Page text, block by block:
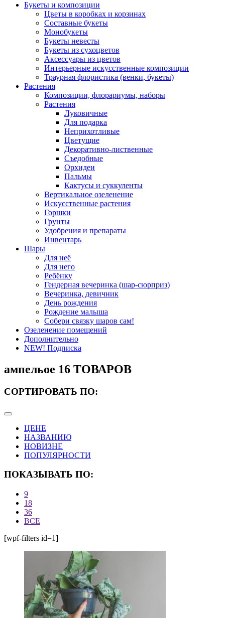
Букеты и композиции
Цветы в коробках и корзинах
Составные букеты
Монобукеты
Букеты невесты
Букеты из сухоцветов
Аксессуары из цветов
Интерьерные искусственные композиции
Траурная флористика (венки, букеты)
Растения
Композиции, флорариумы, наборы
Растения
Луковичные
Для подарка
Неприхотливые
Цветущие
Декоративно-лиственные
Съедобные
Орхидеи
Пальмы
Кактусы и суккуленты
Вертикальное озеленение
Искусственные растения
Горшки
Грунты
Удобрения и препараты
Инвентарь
Шары
Для неё
Для него
Ребёнку
Гендерная вечеринка (шар-сюрприз)
Вечеринка, девичник
День рождения
Рождение малыша
Собери связку шаров сам!
Озеленение помещений
Дополнительно
NEW! Подписка
ампельое 16 ТОВАРОВ
СОРТИРОВАТЬ ПО:
ЦЕНЕ
НАЗВАНИЮ
НОВИЗНЕ
ПОПУЛЯРНОСТИ
ПОКАЗЫВАТЬ ПО:
9
18
36
ВСЕ
[wpf-filters id=1]